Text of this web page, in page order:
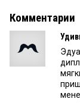
Комментарии